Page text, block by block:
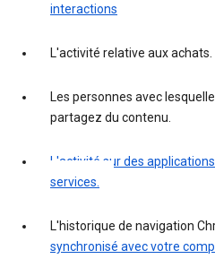
interactions
L'activité relative aux achats.
Les personnes avec
partagez du contenu.
L'activité sur des
services.
L'historique de navigation
synchronisé avec votre